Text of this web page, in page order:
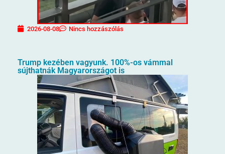
2026-08-08 Nincs hozzászólás
Trump kezében vagyunk. 100%-os vámmal
sújthatnák Magyarországot is